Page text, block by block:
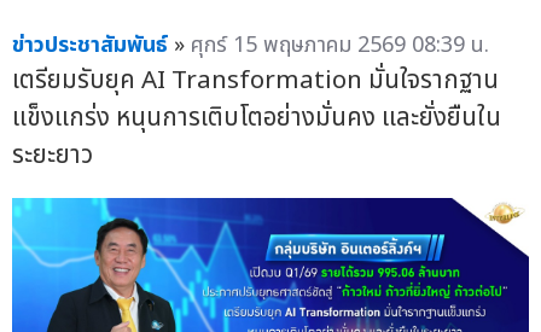
ข่าวประชาสัมพันธ์ » ศุกร์ 15 พฤษภาคม 2569 08:39 น.
เตรียมรับยุค AI Transformation มั่นใจรากฐาน
แข็งแกร่ง หนุนการเติบโตอย่างมั่นคง และยั่งยืนใน
ระยะยาว